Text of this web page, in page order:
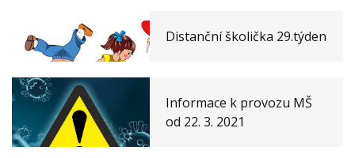
Distanční školička 29.týden
Informace k provozu MŠ
od 22. 3. 2021